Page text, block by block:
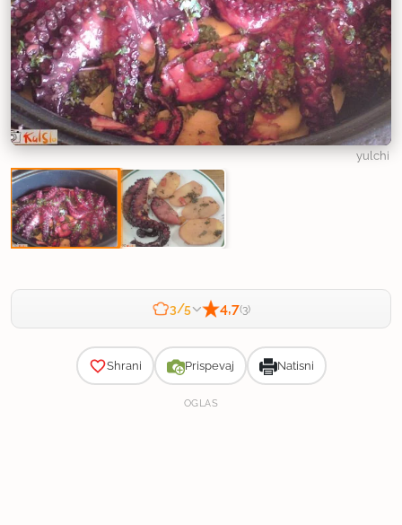
yulchi
3/5 4,7(3)
Shrani Prispevaj Natisni
OGLAS